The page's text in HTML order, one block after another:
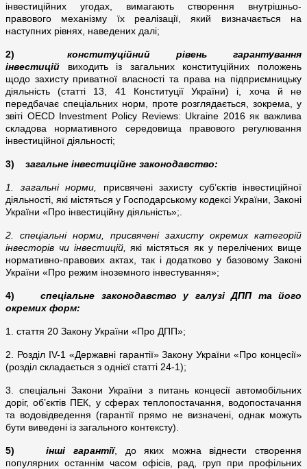
інвестиційних угодах, вимагають створення внутрішньо-
правового механізму їх реалізації, який визначається на
наступних рівнях, наведених далі;
2) конституційний рівень гарантування
інвестицій виходить із загальних конституційних положень
щодо захисту приватної власності та права на підприємницьку
діяльність (статті 13, 41 Конституції України) і, хоча й не
передбачає спеціальних норм, проте розглядається, зокрема, у
звіті ОЕСD Investment Policy Reviews: Ukraine 2016 як важлива
складова нормативного середовища правового регулювання
інвестиційної діяльності;
3) загальне інвестиційне законодавство:
1. загальні норми,
присвячені захисту суб’єктів інвестиційної
діяльності, які містяться у Господарському кодексі України, Законі
України «Про інвестиційну діяльність»;.
2. спеціальні норми, присвячені захисту окремих категорій
інвесторів чи інвестицій,які містяться як у перелічених вище
нормативно-правових актах, так і додатково у базовому Законі
України «Про режим іноземного інвестування»;
4) спеціальне законодавство у галузі ДПП та його
окремих форм:
1. стаття 20 Закону України «Про ДПП»;
2. Розділ IV-1 «Державні гарантії» Закону України «Про концесії»
(розділ складається з однієї статті 24-1);
3. спеціальні Закони України з питань концесії автомобільних
доріг, об’єктів ПЕК, у сферах теплопостачання, водопостачання
та водовідведення (гарантії прямо не визначені, однак можуть
бути виведені із загального контексту).
5)інші гарантії, до яких можна віднести створення
популярних останнім часом офісів, рад, груп при профільних